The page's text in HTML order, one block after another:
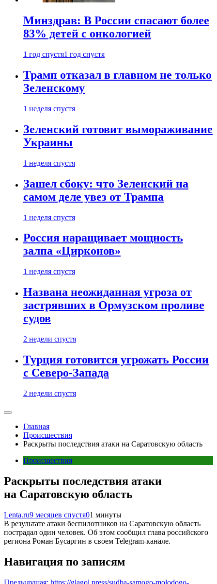
Минздрав: В России спасают более
83% детей с онкологией
1 год спустя1 год спустя
Трамп отказал в главном не только
Зеленскому
1 неделя спустя
Зеленский готовит вымораживание
Украины
1 неделя спустя
Зашел сбоку: что Зеленский на
самом деле увез от Трампа
1 неделя спустя
Россия наращивает мощность
залпа «Цирконов»
1 неделя спустя
Названа неожиданная угроза от
застрявших в Ормузском проливе
судов
2 недели спустя
Турция готовится угрожать России
с Северо-Запада
2 недели спустя
Главная
Происшествия
Раскрыты последствия атаки на Саратовскую область
Происшествия
Раскрыты последствия атаки
на Саратовскую область
Lenta.ru9 месяцев спустя01 минуты
В результате атаки беспилотников на Саратовскую область
пострадал один человек. Об этом сообщил глава российского
региона Роман Бусаргин в своем Telegram-канале.
Навигация по записям
Предыдущая: https://glagol.press/sudba-samogo-molodogo-